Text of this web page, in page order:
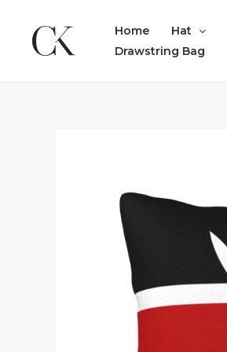
content
Home Hat
Drawstring Bag